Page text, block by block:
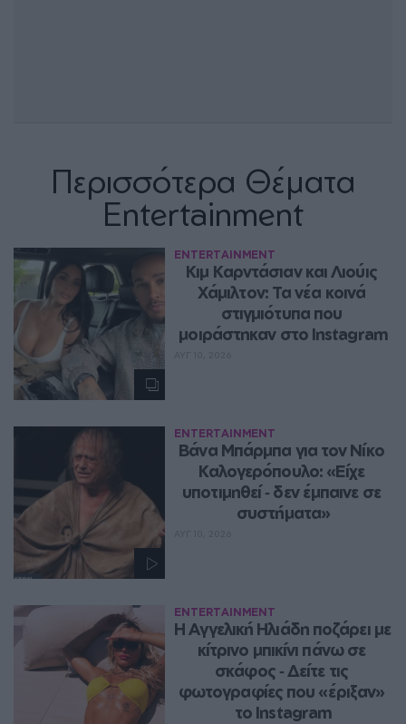
Περισσότερα Θέματα
Entertainment
ENTERTAINMENT
Κιμ Καρντάσιαν και Λιούις
Χάμιλτον: Τα νέα κοινά
στιγμιότυπα που
μοιράστηκαν στο Instagram
ENTERTAINMENT
Βάνα Μπάρμπα για τον Νίκο
Καλογερόπουλο: «Είχε
υποτιμηθεί ‑ δεν έμπαινε σε
συστήματα»
ENTERTAINMENT
Η Αγγελική Ηλιάδη ποζάρει με
κίτρινο μπικίνι πάνω σε
σκάφος ‑ Δείτε τις
φωτογραφίες που «έριξαν»
το Instagram